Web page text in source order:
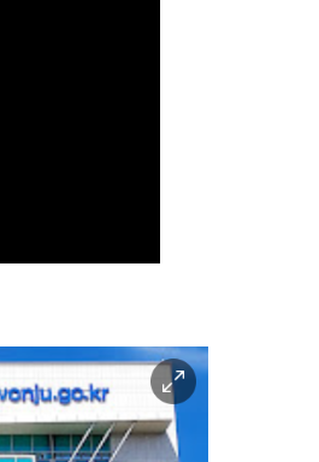
이
미
지